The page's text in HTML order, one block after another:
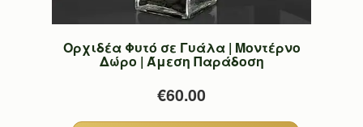
Ορχιδέα Φυτό σε Γυάλα | Μοντέρνο
Δώρο | Άμεση Παράδοση
€60.00